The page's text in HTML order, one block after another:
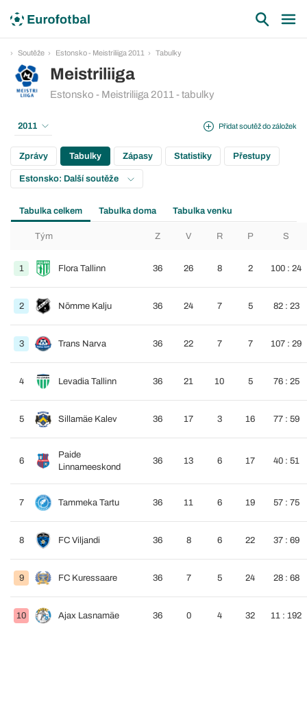
Soutěže Estonsko - Meistriliiga 2011 Tabulky
Meistriliiga
Estonsko - Meistriliiga 2011 - tabulky
Přidat soutěž do záložek
2011
Zprávy Tabulky Zápasy Statistiky Přestupy
Estonsko: Další soutěže
Tabulka celkem Tabulka doma Tabulka venku
Tým Z V R P S
1 Flora Tallinn 36 26 8 2 100 : 24
2 Nõmme Kalju 36 24 7 5 82 : 23
3 Trans Narva 36 22 7 7 107 : 29
4 Levadia Tallinn 36 21 10 5 76 : 25
5 Sillamäe Kalev 36 17 3 16 77 : 59
6
Paide
Linnameeskond
36 13 6 17 40 : 51
7 Tammeka Tartu 36 11 6 19 57 : 75
8 FC Viljandi 36 8 6 22 37 : 69
9 FC Kuressaare 36 7 5 24 28 : 68
10 Ajax Lasnamäe 36 0 4 32 11 : 192